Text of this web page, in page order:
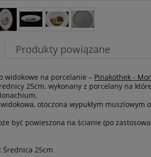
Produkty powiązane
widokowe na porcelanie – Pinakothek -
25cm. wykonany z porcelany na
otoczona wypukłym
być powieszona na ścianie (po
Średnica 25cm